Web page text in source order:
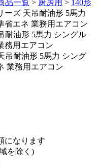
品一覧 > 厨房用 > 140形
ーズ 天吊耐油形 5馬力
省エネ 業務用エアコン
耐油形 5馬力 シングル
務用エアコン
になります
を除く)